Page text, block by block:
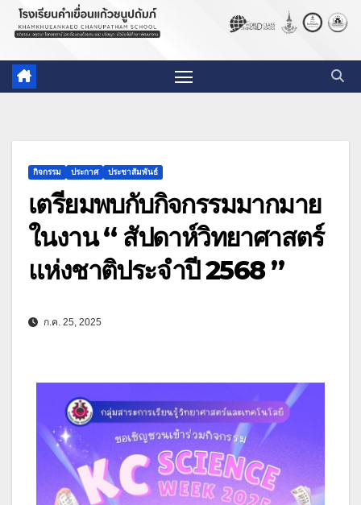
กิจกรรม ประกาศ ประชาสัมพันธ์
เตรียมพบกับกิจกรรมมากมาย
ในงาน “ สัปดาห์วิทยาศาสตร์
แห่งชาติประจำปี 2568 ”
ก.ค. 25, 2025